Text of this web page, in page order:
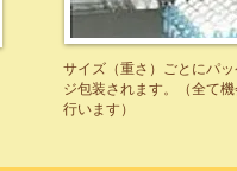
サイズ（重さ）ごとにパッ
ジ包装されます。（全て
行います）